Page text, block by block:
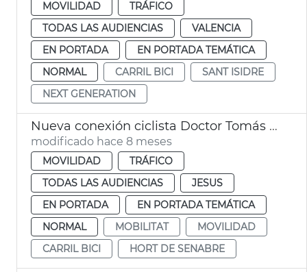
MOVILIDAD
TRÁFICO
TODAS LAS AUDIENCIAS
VALENCIA
EN PORTADA
EN PORTADA TEMÁTICA
NORMAL
CARRIL BICI
SANT ISIDRE
NEXT GENERATION
Nueva conexión ciclista Doctor Tomás Sala València
modificado hace 8 meses
MOVILIDAD
TRÁFICO
TODAS LAS AUDIENCIAS
JESUS
EN PORTADA
EN PORTADA TEMÁTICA
NORMAL
MOBILITAT
MOVILIDAD
CARRIL BICI
HORT DE SENABRE